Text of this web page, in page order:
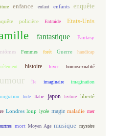
enfance enfant enfants enquête
policière Entraide Etats-Unis
fantastique Fantasy
Femmes forêt Guerre handicap
histoire hiver homosexualité
île imaginaire imagination
Inde Italie japon lecture liberté
Londres loup lycée magie maladie mer
mort Moyen Age musique mystère